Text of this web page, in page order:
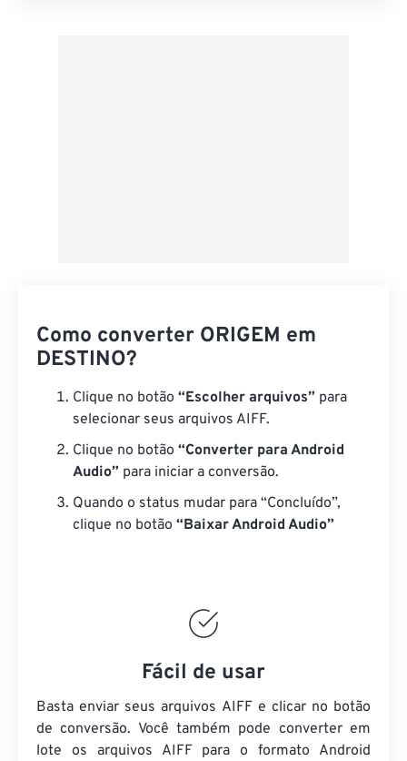
Como converter ORIGEM em
DESTINO?
Clique no botão “Escolher arquivos” para
selecionar seus arquivos AIFF.
Clique no botão “Converter para Android
Audio” para iniciar a conversão.
Quando o status mudar para “Concluído”,
clique no botão “Baixar Android Audio”
Fácil de usar
Basta enviar seus arquivos AIFF e clicar no botão
de conversão. Você também pode converter em
lote os arquivos AIFFpara o formato Android